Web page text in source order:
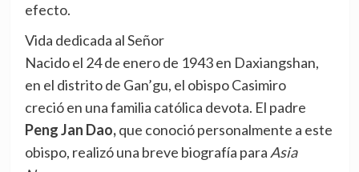
efecto.
Vida dedicada al Señor
Nacido el 24 de enero de 1943 en Daxiangshan,
en el distrito de Gan’gu, el obispo Casimiro
creció en una familia católica devota. El padre
Peng Jan Dao,que conoció personalmente a este
obispo, realizó una breve biografía paraAsia